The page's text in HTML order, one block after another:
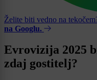
Želite biti vedno na
na Googlu.
Evrovizija 2025
zdaj gostitelj?